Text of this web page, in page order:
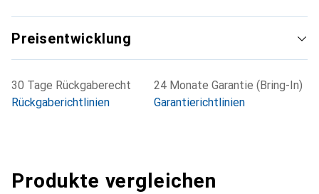
Preisentwicklung
30 Tage Rückgaberecht
Rückgaberichtlinien
24 Monate Garantie (Bring-In)
Garantierichtlinien
Produkte vergleichen